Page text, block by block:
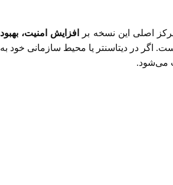
اصلی این نسخه بر
افزایش امنیت، بهبود
اگر در دیتاسنتر یا محیط سازمانی خود به
می‌شود.